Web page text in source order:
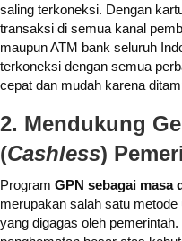
saling terkoneksi. Dengan
transaksi di semua kanal
maupun ATM bank seluruh
terkoneksi dengan semua
cepat dan mudah karena
2. Mendukung
(Cashless)
Program GPN sebagai masa
merupakan salah satu
yang digagas oleh